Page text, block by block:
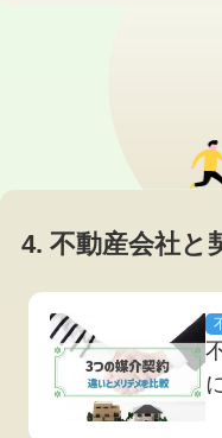
4. 不動産会社と